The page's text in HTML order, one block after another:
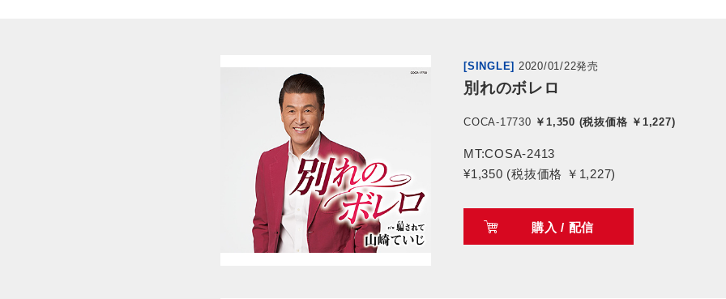
[SINGLE] 2020/01/22発売
別れのボレロ
COCA-17730 ￥1,350 (税抜価格 ￥1,227)
MT:COSA-2413
¥1,350 (税抜価格 ￥1,227)
購入 / 配信